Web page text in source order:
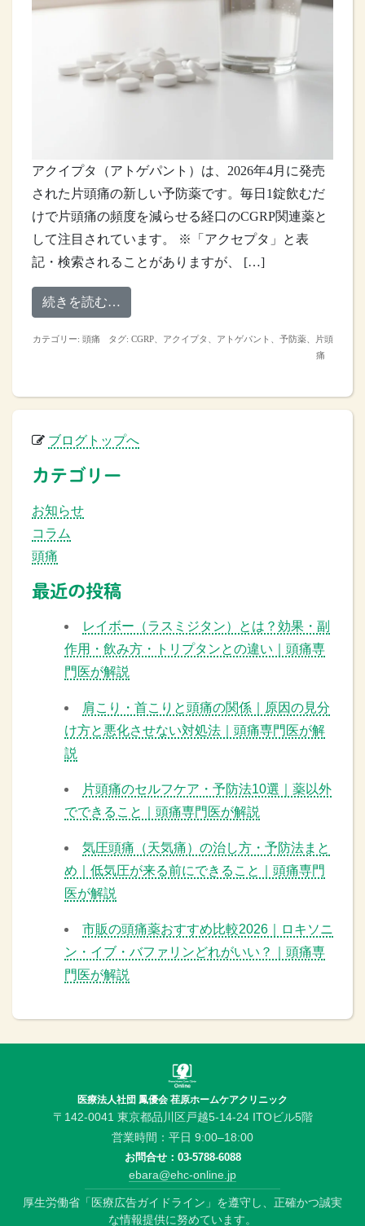
アクイプタ（アトゲパント）は、2026年4月に発売
された片頭痛の新しい予防薬です。毎日1錠飲むだ
けで片頭痛の頻度を減らせる経口のCGRP関連薬と
して注目されています。 ※「アクセプタ」と表
記・検索されることがありますが、 […]
続きを読む…
カテゴリー: 頭痛 タグ: CGRP アクイプタ アトゲパント 予防薬
片頭
痛
ブログトップへ
カテゴリー
お知らせ
コラム
頭痛
最近の投稿
レイボー（ラスミジタン）とは？効果・副
作用・飲み方・トリプタンとの違い｜頭痛専
門医が解説
肩こり・首こりと頭痛の関係｜原因の見分
け方と悪化させない対処法｜頭痛専門医が解
説
片頭痛のセルフケア・予防法10選｜薬以外
でできること｜頭痛専門医が解説
気圧頭痛（天気痛）の治し方・予防法まと
め｜低気圧が来る前にできること｜頭痛専門
医が解説
市販の頭痛薬おすすめ比較2026｜ロキソニ
ン・イブ・バファリンどれがいい？｜頭痛専
門医が解説
医療法人社団 鳳優会 荏原ホームケアクリニック
〒142-0041 東京都品川区戸越5-14-24 ITOビル5階
営業時間：平日 9:00–18:00
お問合せ： 03-5788-6088
ebara@ehc-online.jp
厚生労働省「医療広告ガイドライン」を遵守し、正確かつ誠実
な情報提供に努めています。